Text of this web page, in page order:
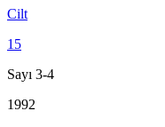
Cilt
15
Sayı 3-4
1992